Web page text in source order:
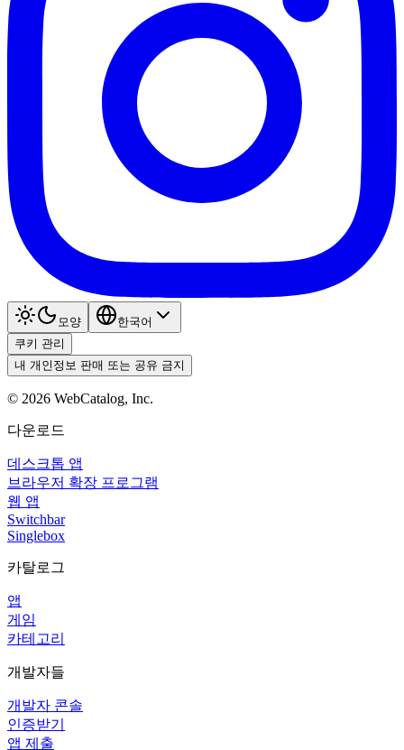
모양
한국어
쿠키 관리
내 개인정보 판매 또는 공유 금지
© 2026 WebCatalog, Inc.
다운로드
데스크톱 앱
브라우저 확장 프로그램
웹 앱
Switchbar
Singlebox
카탈로그
앱
게임
카테고리
개발자들
개발자 콘솔
인증받기
앱 제출